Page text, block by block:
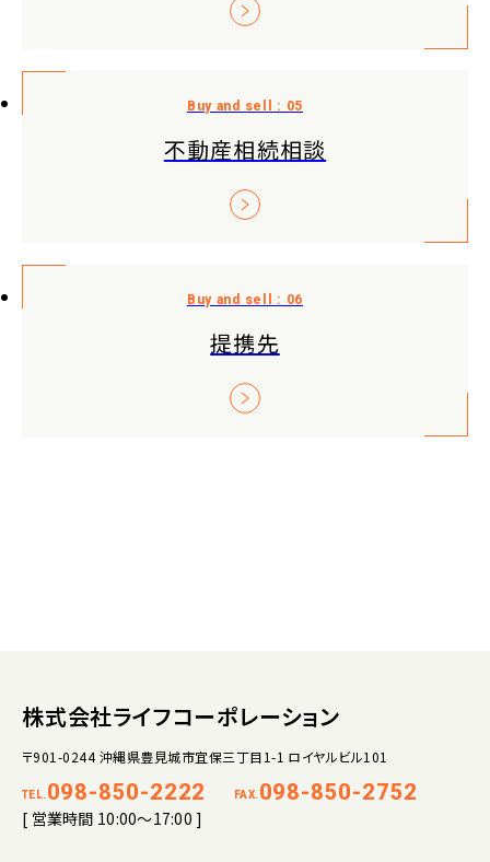
不動産相続相談
提携先
株式会社ライフコーポレーション
〒901-0244 沖縄県豊見城市宜保三丁目1-1 ロイヤルビル101
TEL. 098-850-2222 FAX. 098-850-2752
[ 営業時間 10:00～17:00 ]